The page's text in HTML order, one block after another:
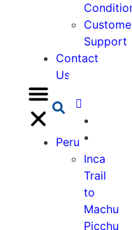
Support
Contact
Us
Peru
Inca
Trail
to
Machu
Picchu